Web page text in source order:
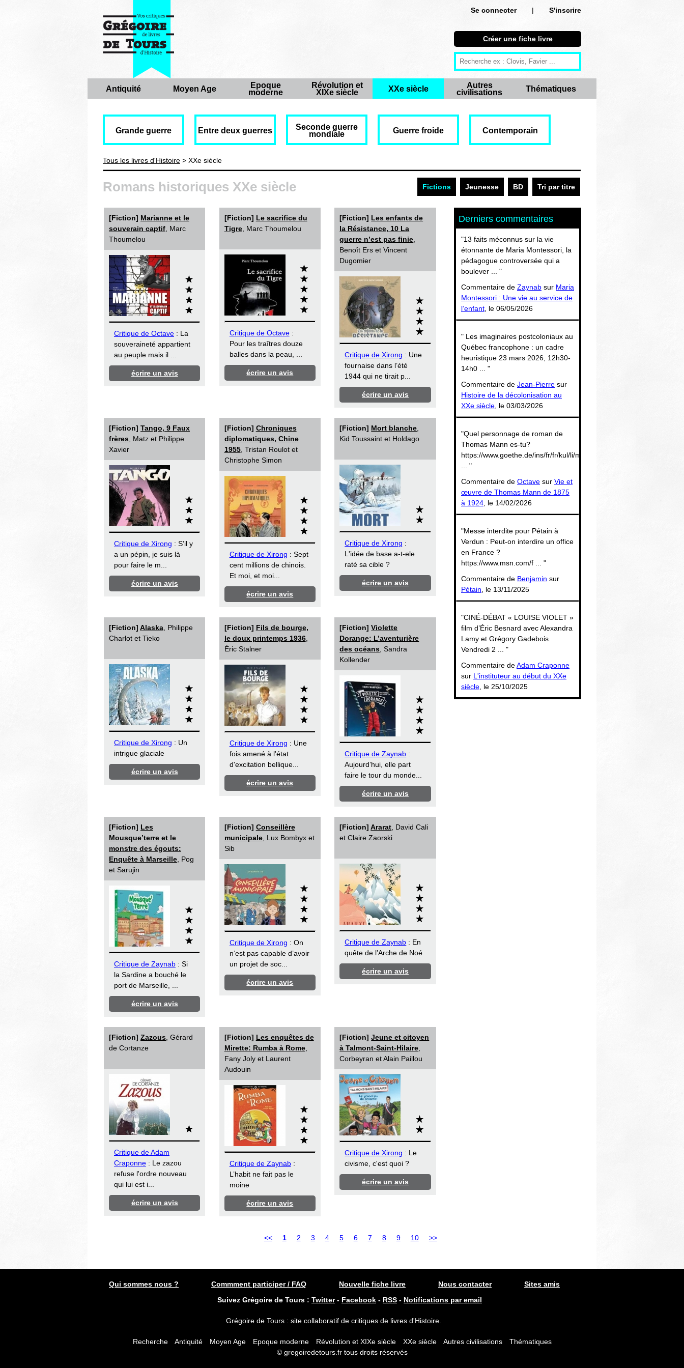
Se connecter |
S'inscrire
S'inscrire
Créer une fiche livre
Antiquité
Moyen Age
Thématiques
Créer une fiche livre
Antiquité Moyen Age
Epoque
moderne
Révolution et
XIXe siècle
XXe siècle
Autres
civilisations
Thématiques
Grande guerre Entre deux guerres
Seconde guerre
mondiale
Guerre froide Contemporain
Tous les livres d'Histoire > XXe siècle
Fictions Jeunesse BD Tri par titre
Romans historiques XXe siècle
[Fiction] Marianne et le
souverain captif , Marc
Thoumelou
Critique de Octave : La
souveraineté appartient
au peuple mais il ...
écrire un avis
[Fiction] Le sacrifice du
Tigre, Marc Thoumelou
Critique de Octave:
Pour les traîtres douze
balles dans la peau, ...
écrire un avis
[Fiction] Les enfants de
la Résistance, 10 La
guerre n’est pas finie
Benoît Ers et Vincent
Dugomier
Critique de Xirong : Une
fournaise dans l’été
1944 qui ne tirait p...
écrire un avis
[Fiction] Tango, 9 Faux
frères , Matz et Philippe
Xavier
Critique de Xirong : S’il y
a un pépin, je suis là
pour faire le m...
écrire un avis
[Fiction] Chroniques
diplomatiques, Chine
1955, Tristan Roulot et
Christophe Simon
Critique de Xirong : Sept
cent millions de chinois.
Et moi, et moi...
écrire un avis
[Fiction] Mort blanche
Kid Toussaint et Holdago
Critique de Xirong :
L'idée de base a-t-ele
raté sa cible ?
écrire un avis
[Fiction] Alaska , Philippe
Charlot et Tieko
Critique de Xirong : Un
intrigue glaciale
écrire un avis
[Fiction] Fils de bourge,
le doux printemps 1936,
Éric Stalner
Critique de Xirong : Une
fois amené à l'état
d'excitation bellique...
écrire un avis
[Fiction]Violette
Dorange: L’aventurière
des océans , Sandra
Kollender
Critique de Zaynab :
Aujourd’hui, elle part
faire le tour du monde...
écrire un avis
[Fiction] Les
Mousque’terre et le
monstre des égouts:
Enquête à Marseille , Pog
et Sarujin
Critique de Zaynab : Si
la Sardine a bouché le
port de Marseille, ...
écrire un avis
[Fiction] Conseillère
municipale, Lux Bombyx et
Sib
Critique de Xirong : On
n’est pas capable d’avoir
un projet de soc...
écrire un avis
[Fiction]Ararat , David Cali
et Claire Zaorski
Critique de Zaynab : En
quête de l’Arche de Noé
écrire un avis
[Fiction] Zazous , Gérard
de Cortanze
Critique de Adam
Craponne : Le zazou
refuse l'ordre nouveau
qui lui est i...
écrire un avis
[Fiction] Les enquêtes de
Mirette: Rumba à Rome,
Fany Joly et Laurent
Audouin
Critique de Zaynab:
L’habit ne fait pas le
moine
écrire un avis
[Fiction]Jeune et citoyen
à Talmont-Saint-Hilaire
Corbeyran et Alain Paillou
Critique de Xirong : Le
civisme, c'est quoi ?
écrire un avis
<< 1 2 3 4 5 6 7 8 9 10 >>
Derniers commentaires
"13 faits méconnus sur la vie
étonnante de Maria Montessori, la
pédagogue controversée qui a
boulever ... "
Commentaire de Zaynab sur Maria
Montessori : Une vie au service de
l’enfant , le 06/05/2026
" Les imaginaires postcoloniaux au
Québec francophone : un cadre
heuristique 23 mars 2026, 12h30-
14h0 ... "
Commentaire de Jean-Pierre sur
Histoire de la décolonisation au
XXe siècle , le 03/03/2026
"Quel personnage de roman de
Thomas Mann es-tu?
https://www.goethe.de/ins/fr/fr/kul/li/man/26505642-.
... "
Commentaire de Octave sur Vie et
œuvre de Thomas Mann de 1875
à 1924 , le 14/02/2026
"Messe interdite pour Pétain à
Verdun : Peut-on interdire un office
en France ?
https://www.msn.com/f ... "
Commentaire de Benjamin sur
Pétain , le 13/11/2025
"CINÉ-DÉBAT « LOUISE VIOLET »
film d’Éric Besnard avec Alexandra
Lamy et Grégory Gadebois.
Vendredi 2 ... "
Commentaire deAdam Craponne
sur L'instituteur au début du XXe
siècle , le 25/10/2025
Qui sommes nous ? Commment participer / FAQ Nouvelle fiche livre Nous contacter
Sites amis
Suivez Grégoire de Tours : Twitter- Facebook - RSS - Notifications par email
Grégoire de Tours : site collaboratif de critiques de livres d'Histoire.
Recherche Antiquité Moyen Age Epoque moderne Révolution et XIXe siècle XXe siècle Autres civilisations
Thématiques
© gregoiredetours.fr tous droits réservés